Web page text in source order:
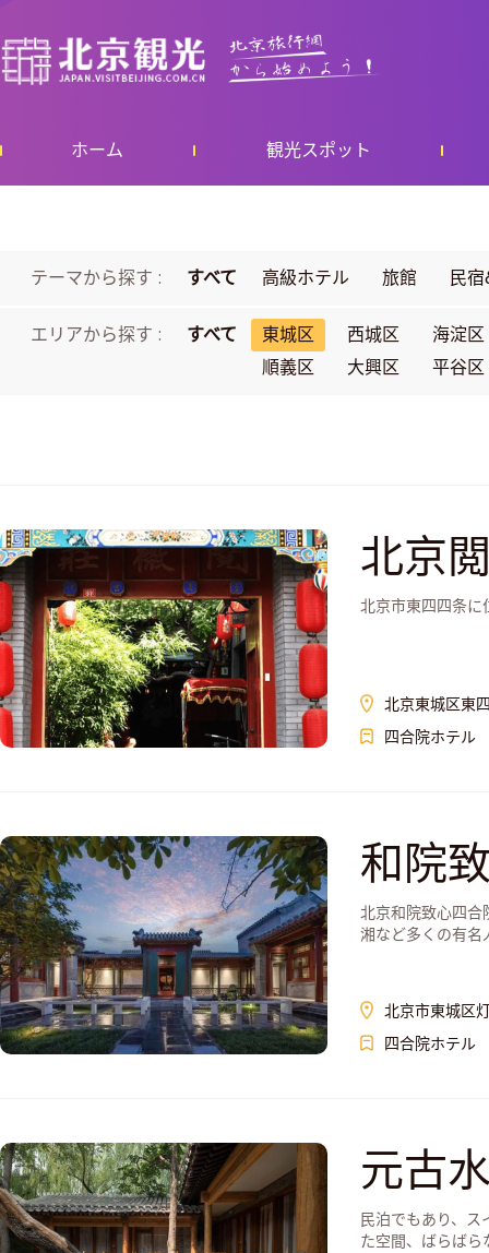
ホーム 観光スポット
テーマから探す : すべて 高級ホテル 旅館 民
エリアから探す : すべて 東城区 西城区
海淀区
順義区
大興区 平谷区
北京
北京市東四四条に
北京東城区東
四合院ホテル
和院
北京和院致心四合
湘など多くの有名
北京市東城区
四合院ホテル
元古
民泊でもあり、
た空間、ばらば